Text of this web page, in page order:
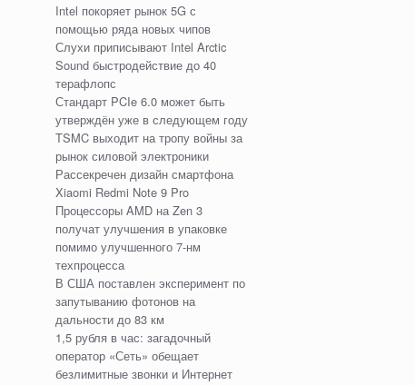
Intel покоряет рынок 5G с
помощью ряда новых чипов
Слухи приписывают Intel Arctic
Sound быстродействие до 40
терафлопс
Стандарт PCIe 6.0 может быть
утверждён уже в следующем году
TSMC выходит на тропу войны за
рынок силовой электроники
Рассекречен дизайн смартфона
Xiaomi Redmi Note 9 Pro
Процессоры AMD на Zen 3
получат улучшения в упаковке
помимо улучшенного 7-нм
техпроцесса
В США поставлен эксперимент по
запутыванию фотонов на
дальности до 83 км
1,5 рубля в час: загадочный
оператор «Сеть» обещает
безлимитные звонки и Интернет